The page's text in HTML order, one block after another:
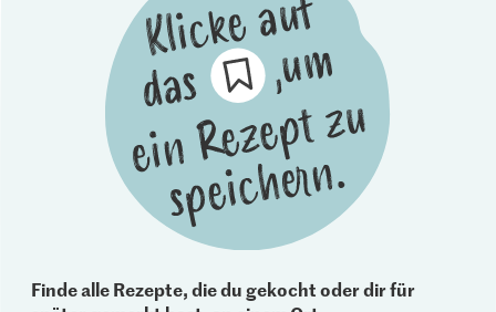
Finde alle Rezepte, die du gekocht oder dir für